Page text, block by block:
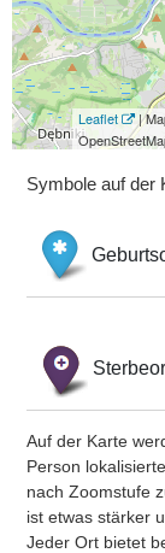
Leaflet
|
Symbole auf der
Auf der Karte
Person
nach Zoomstufe
ist etwas stärker
Jeder Ort bietet